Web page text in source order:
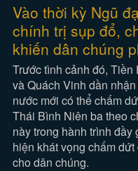
Vào thời kỳ Ngũ
chính trị sụp đổ,
khiến dân chúng
Trước tình cảnh đó,
và Quách Vinh dần
nước mới có thể chấm
Thái Bình Niên ba theo
này trong hành trình
hiện khát vọng chấm
cho dân chúng.